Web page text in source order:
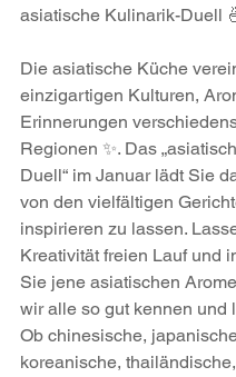
asiatische Kulinarik-Duell
Die asiatische Küche
einzigartigen Kulturen,
Erinnerungen
Regionen ✨. Das
Duell“ im Januar lädt Sie
von den vielfältigen
inspirieren zu lassen.
Kreativität freien Lauf und
Sie jene asiatischen
wir alle so gut kennen und
Ob chinesische,
koreanische, thailändische,